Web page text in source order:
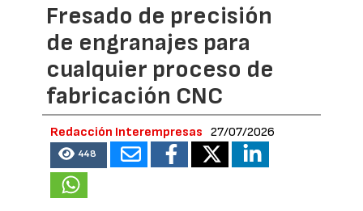
Fresado de precisión
de engranajes para
cualquier proceso de
fabricación CNC
Redacción Interempresas 27/07/2026
448